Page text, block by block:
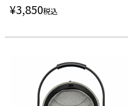
¥3,850税込